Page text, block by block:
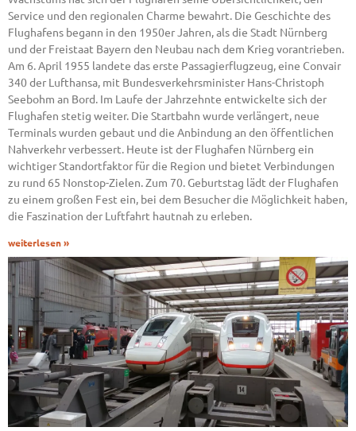
Service und den regionalen Charme bewahrt. Die Geschichte des
Flughafens begann in den 1950er Jahren, als die Stadt Nürnberg
und der Freistaat Bayern den Neubau nach dem Krieg vorantrieben.
Am 6. April 1955 landete das erste Passagierflugzeug, eine Convair
340 der Lufthansa, mit Bundesverkehrsminister Hans-Christoph
Seebohm an Bord. Im Laufe der Jahrzehnte entwickelte sich der
Flughafen stetig weiter. Die Startbahn wurde verlängert, neue
Terminals wurden gebaut und die Anbindung an den öffentlichen
Nahverkehr verbessert. Heute ist der Flughafen Nürnberg ein
wichtiger Standortfaktor für die Region und bietet Verbindungen
zu rund 65 Nonstop-Zielen. Zum 70. Geburtstag lädt der Flughafen
zu einem großen Fest ein, bei dem Besucher die Möglichkeit haben,
die Faszination der Luftfahrt hautnah zu erleben.
weiterlesen »